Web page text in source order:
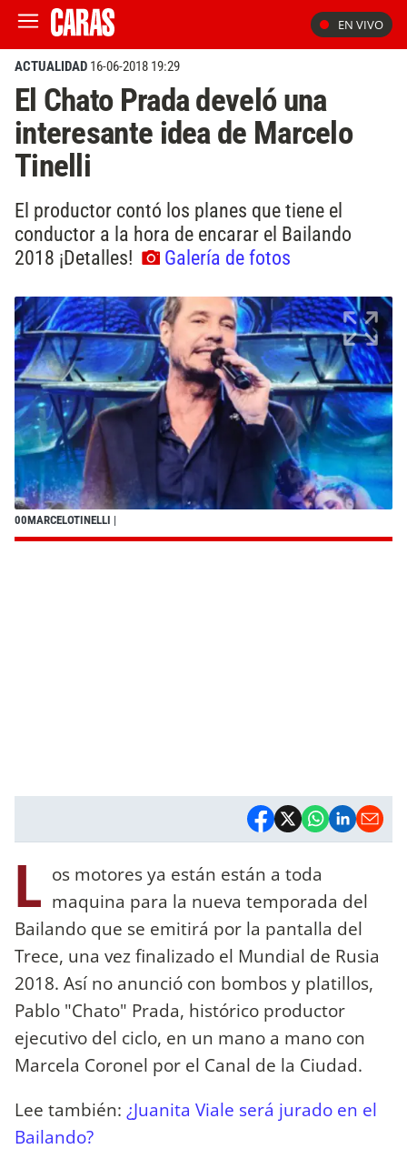
EN VIVO
ACTUALIDAD 16-06-2018 19:29
El Chato Prada develó una
interesante idea de Marcelo
Tinelli
El productor contó los planes que tiene el
conductor a la hora de encarar el Bailando
2018 ¡Detalles!
Galería de fotos
00MARCELOTINELLI |
L os motores ya están están a toda
maquina para la nueva temporada del
Bailando que se emitirá por la pantalla del
Trece, una vez finalizado el Mundial de Rusia
2018. Así no anunció con bombos y platillos,
Pablo "Chato" Prada, histórico productor
ejecutivo del ciclo, en un mano a mano con
Marcela Coronel por el Canal de la Ciudad.
Lee también: ¿Juanita Viale será jurado en el
Bailando?